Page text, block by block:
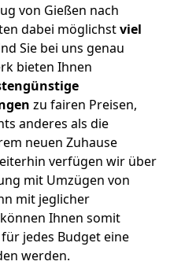
von Gießen nach
dabei möglichstviel
Sie bei uns genau
bieten Ihnen
zu fairen Preisen,
anderes als die
neuen Zuhause
verfügen wir über
mit Umzügen von
mit jeglicher
Ihnen somit
jedes Budget eine
werden.